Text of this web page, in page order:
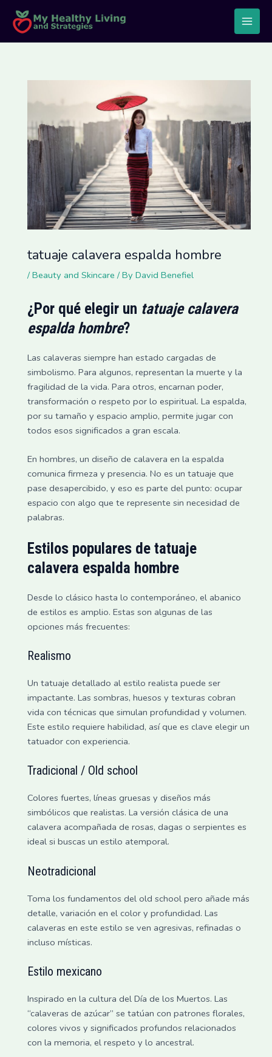
content
Main
tatuaje calavera espalda hombre
/Beauty and Skincare / By David Benefiel
¿Por qué elegir un tatuaje calavera
espalda hombre?
Las calaveras siempre han estado cargadas de
simbolismo. Para algunos, representan la muerte y la
fragilidad de la vida. Para otros, encarnan poder,
transformación o respeto por lo espiritual. La espalda,
por su tamaño y espacio amplio, permite jugar con
todos esos significados a gran escala.
En hombres, un diseño de calavera en la espalda
comunica firmeza y presencia. No es un tatuaje que
pase desapercibido, y eso es parte del punto: ocupar
espacio con algo que te represente sin necesidad de
palabras.
Estilos populares de tatuaje
calavera espalda hombre
Desde lo clásico hasta lo contemporáneo, el abanico
de estilos es amplio. Estas son algunas de las
opciones más frecuentes:
Realismo
Un tatuaje detallado al estilo realista puede ser
impactante. Las sombras, huesos y texturas cobran
vida con técnicas que simulan profundidad y volumen.
Este estilo requiere habilidad, así que es clave elegir un
tatuador con experiencia.
Tradicional / Old school
Colores fuertes, líneas gruesas y diseños más
simbólicos que realistas. La versión clásica de una
calavera acompañada de rosas, dagas o serpientes es
ideal si buscas un estilo atemporal.
Neotradicional
Toma los fundamentos del old school pero añade más
detalle, variación en el color y profundidad. Las
calaveras en este estilo se ven agresivas, refinadas o
incluso místicas.
Estilo mexicano
Inspirado en la cultura del Día de los Muertos. Las
“calaveras de azúcar” se tatúan con patrones florales,
colores vivos y significados profundos relacionados
con la memoria, el respeto y lo ancestral.
navigation